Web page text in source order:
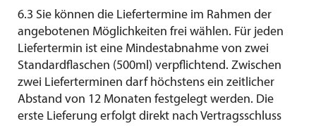
6.3 Sie können die Liefertermine im Rahmen der
angebotenen Möglichkeiten frei wählen. Für jeden
Liefertermin ist eine Mindestabnahme von zwei
Standardflaschen (500ml) verpflichtend. Zwischen
zwei Lieferterminen darf höchstens ein zeitlicher
Abstand von 12 Monaten festgelegt werden. Die
erste Lieferung erfolgt direkt nach Vertragsschluss